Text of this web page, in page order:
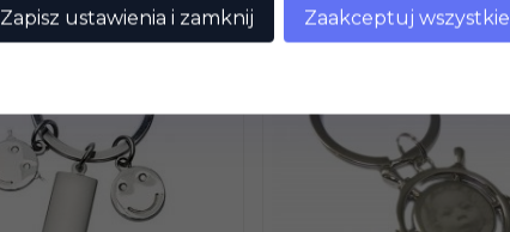
Zapisz ustawienia i zamknij Zaakceptuj wszystkie